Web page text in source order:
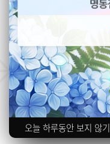
오늘 하루동안 보지 않기